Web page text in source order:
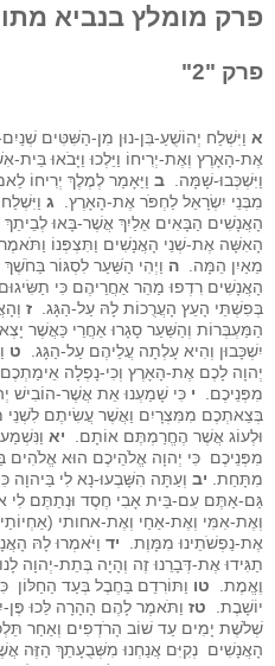
פרק מומלץ בנביא
פרק "2"
א וַיִּשְׁלַח יְהוֹשֻׁעַ-בִּן-נוּן מִן-הַשִּׁטִּים
אֶת-הָאָרֶץ וְאֶת-יְרִיחוֹ וַיֵּלְכוּ וַיָּבֹאוּ
וַיִּשְׁכְּבוּ-שָׁמָּה. ב וַיֵּאָמַר לְמֶלֶךְ יְרִיחוֹ
מִבְּנֵי יִשְׂרָאֵל לַחְפֹּר אֶת-הָאָרֶץ. ג
הָאֲנָשִׁים הַבָּאִים אֵלַיִךְ אֲשֶׁר-בָּאוּ
הָאִשָּׁה אֶת-שְׁנֵי הָאֲנָשִׁים וַתִּצְפְּנוֹ וַתֹּאמֶר
מֵאַיִן הֵמָּה. ה וַיְהִי הַשַּׁעַר לִסְגּוֹר
הָאֲנָשִׁים רִדְפוּ מַהֵר אַחֲרֵיהֶם כִּי
בְּפִשְׁתֵּי הָעֵץ הָעֲרֻכוֹת לָהּ עַל-הַגָּג. ז
הַמַּעְבְּרוֹת וְהַשַּׁעַר סָגָרוּ אַחֲרֵי כַּאֲשֶׁר
יִשְׁכָּבוּן וְהִיא עָלְתָה עֲלֵיהֶם עַל-הַגָּג. ט
יְהוָה לָכֶם אֶת-הָאָרֶץ וְכִי-נָפְלָה אֵימַתְכֶם
מִפְּנֵיכֶם. י כִּי שָׁמַעְנוּ אֵת אֲשֶׁר-הוֹבִישׁ
בְּצֵאתְכֶם מִמִּצְרָיִם וַאֲשֶׁר עֲשִׂיתֶם לִשְׁנֵי
וּלְעוֹג אֲשֶׁר הֶחֱרַמְתֶּם אוֹתָם. יא
מִפְּנֵיכֶם כִּי יְהוָה אֱלֹהֵיכֶם הוּא
מִתָּחַת. יב וְעַתָּה הִשָּׁבְעוּ-נָא לִי בַּיהוָה
גַּם-אַתֶּם עִם-בֵּית אָבִי חֶסֶד וּנְתַתֶּם לִי
וְאֶת-אִמִּי וְאֶת-אַחַי וְאֶת-אחותי
אֶת-נַפְשֹׁתֵינוּ מִמָּוֶת. יד וַיֹּאמְרוּ לָהּ
תַגִּידוּ אֶת-דְּבָרֵנוּ זֶה וְהָיָה בְּתֵת-יְהוָה
וֶאֱמֶת. טו וַתּוֹרִדֵם בַּחֶבֶל בְּעַד הַחַלּוֹן
יוֹשָׁבֶת. טז וַתֹּאמֶר לָהֶם הָהָרָה לֵּכוּ
שְׁלֹשֶׁת יָמִים עַד שׁוֹב הָרֹדְפִים וְאַחַר
הָאֲנָשִׁים נְקִיִּם אֲנַחְנוּ מִשְּׁבֻעָתֵךְ הַזֶּה